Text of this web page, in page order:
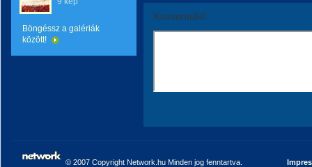
Böngéssz a galériák
között!
Kommentáld!
© 2007 Copyright Network.hu Minden jog fenntartva.